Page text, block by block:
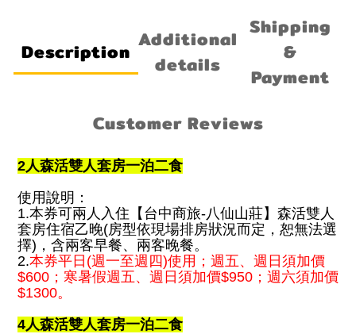
Description Additional
details
Shipping
&
Payment
Customer Reviews
2人森活雙人套房一泊二食
使用說明：
1.本券可兩人入住【台中商旅-八仙山莊】森活雙人
套房住宿乙晚(房型依現場排房狀況而定，恕無法選
擇)，含兩客早餐、兩客晚餐。
2.本券平日(週一至週四)使用；週五、週日須加價
$600；寒暑假週五、週日須加價$950；週六須加價
$1300。
4人森活雙人套房一泊二食